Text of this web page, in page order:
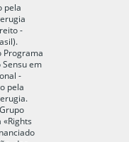
pela
-
Programa
Sensu em
-
pela